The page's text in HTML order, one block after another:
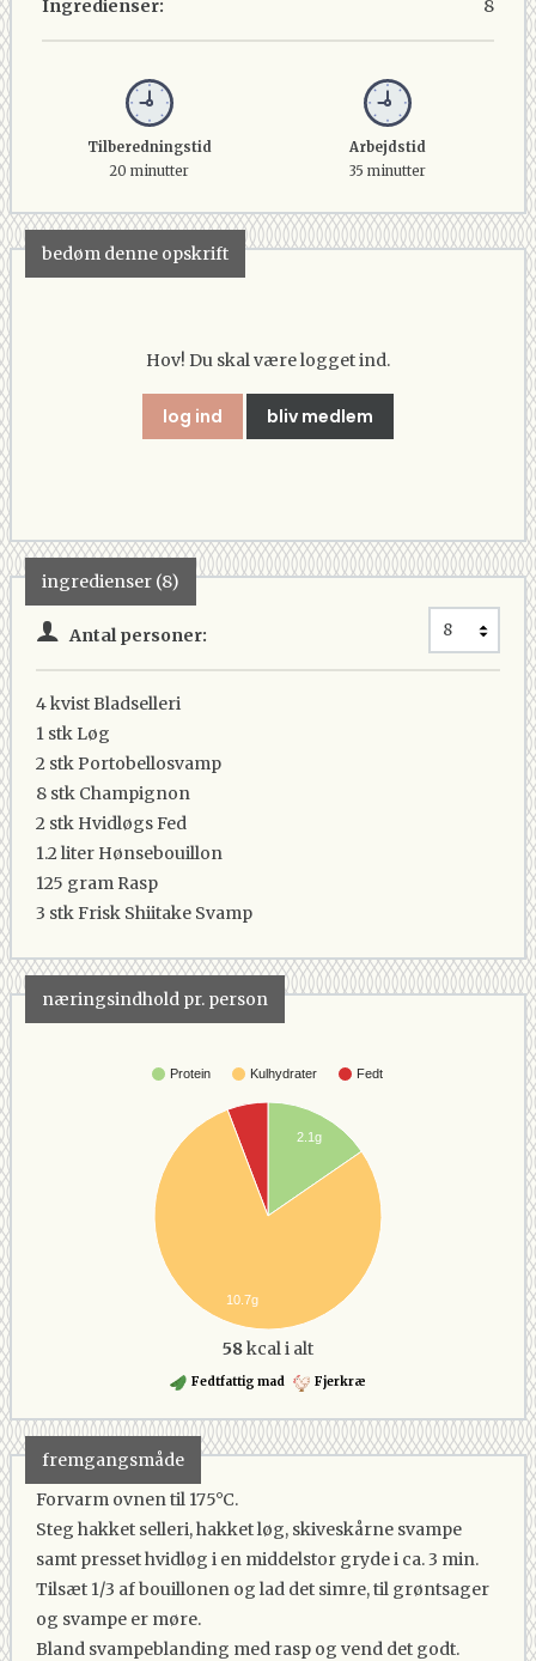
Ingredienser:
8
Tilberedningstid
20 minutter
Arbejdstid
35 minutter
bedøm denne opskrift
Hov! Du skal være logget ind.
log ind bliv medlem
ingredienser (8)
Antal personer:
4 kvistBladselleri
1 stk Løg
2 stkPortobellosvamp
8 stk Champignon
2 stk Hvidløgs Fed
1.2 liter Hønsebouillon
125 gram Rasp
3 stkFrisk Shiitake Svamp
næringsindhold pr. person
Protein Kulhydrater Fedt
2.1g
10.7g
58kcal i alt
Fedtfattig mad Fjerkræ
fremgangsmåde
Forvarm ovnen til 175°C.
Steg hakket selleri, hakket løg, skiveskårne svampe
samt presset hvidløg i en middelstor gryde i ca. 3 min.
Tilsæt 1/3 af bouillonen og lad det simre, til grøntsager
og svampe er møre.
Bland svampeblanding med rasp og vend det godt.